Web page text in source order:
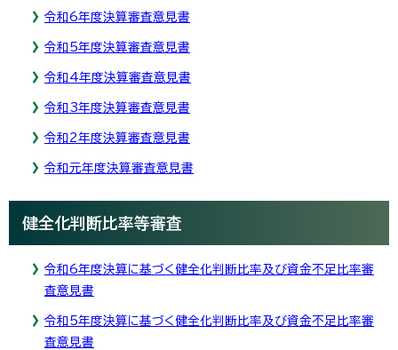
令和6年度決算審査意見書
令和5年度決算審査意見書
令和4年度決算審査意見書
令和3年度決算審査意見書
令和2年度決算審査意見書
令和元年度決算審査意見書
健全化判断比率等審査
令和6年度決算に基づく健全化判断比率及び資金不足比率審
査意見書
令和5年度決算に基づく健全化判断比率及び資金不足比率審
査意見書